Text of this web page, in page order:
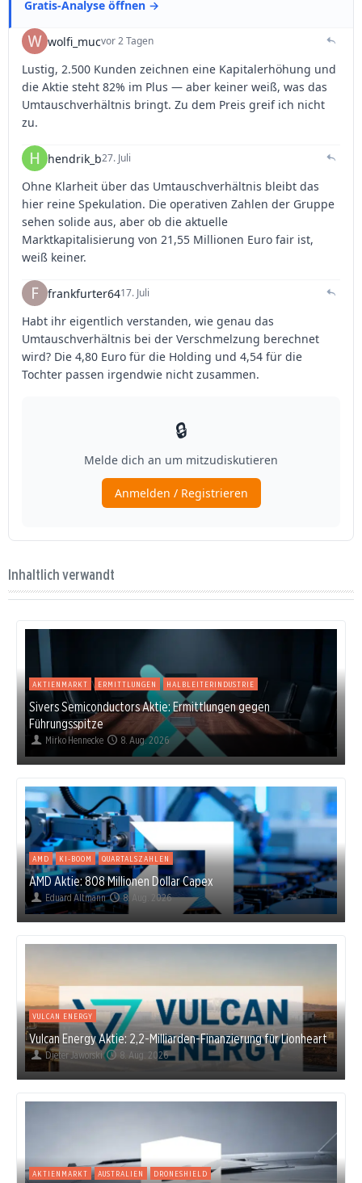
Inhaltlich verwandt
AKTIENMARKT ERMITTLUNGEN HALBLEITERINDUSTRIE
Sivers Semiconductors Aktie: Ermittlungen gegen
Führungsspitze
Mirko Hennecke 8. Aug. 2026
AMD KI-BOOM QUARTALSZAHLEN
AMD Aktie: 808 Millionen Dollar Capex
Eduard Altmann 8. Aug. 2026
VULCAN ENERGY
Vulcan Energy Aktie: 2,2-Milliarden-Finanzierung für Lionheart
Dieter Jaworski 8. Aug. 2026
AKTIENMARKT AUSTRALIEN DRONESHIELD